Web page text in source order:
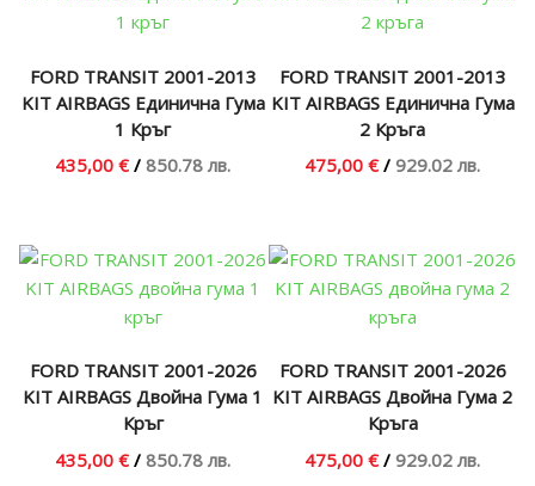
FORD TRANSIT 2001-2013
KIT AIRBAGS Единична Гума
1 Кръг
435,00 € / 850.78 лв.
FORD TRANSIT 2001-2013
KIT AIRBAGS Единична Гума
2 Кръга
475,00 € / 929.02 лв.
FORD TRANSIT 2001-2026
KIT AIRBAGS Двойна Гума 1
Кръг
435,00 € / 850.78 лв.
FORD TRANSIT 2001-2026
KIT AIRBAGS Двойна Гума 2
Кръга
475,00 € / 929.02 лв.